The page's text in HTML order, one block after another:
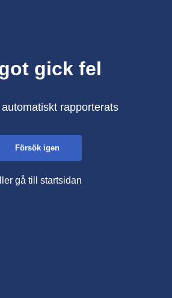
gick fel
rapporterats
Försök igen
gå till startsidan